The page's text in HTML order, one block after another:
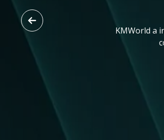
KMWorld a